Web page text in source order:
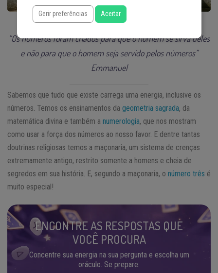
“Os números foram criados para que o homem se sirva deles
e não para que o homem seja servido pelos números”
Emmanuel
Sabemos que tudo que existe carrega uma energia, inclusive os
números. Temos os ensinamentos da geometria sagrada, da
matemática divina e também a numerologia, que nos mostram
como usar a força dos números ao nosso favor. E dentre tantas
doutrinas religiosas temos a maçonaria, um sistema de crenças
extremamente antigo, restrito somente a homens e cheia de
segredos em sua história. E, segundo a maçonaria, o número três é
muito especial!
ENCONTRE AS RESPOSTAS QUE
VOCÊ PROCURA
Concentre sua energia na sua pergunta e escolha um
oráculo. Se prepare.
Gerir preferências Aceitar